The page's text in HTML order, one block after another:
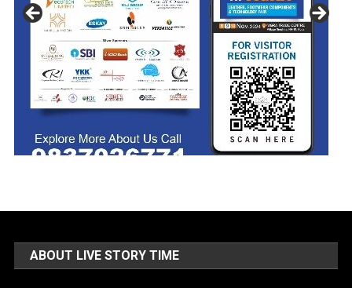
ABOUT LIVE STORY TIME